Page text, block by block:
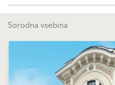
Sorodna vsebina